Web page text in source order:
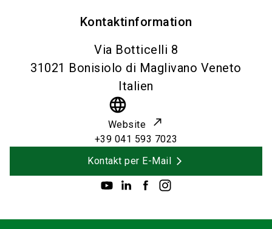
Kontaktinformation
Via Botticelli 8
31021 Bonisiolo di Maglivano Veneto
Italien
language
Website
+39 041 593 7023
Kontakt per E-Mail